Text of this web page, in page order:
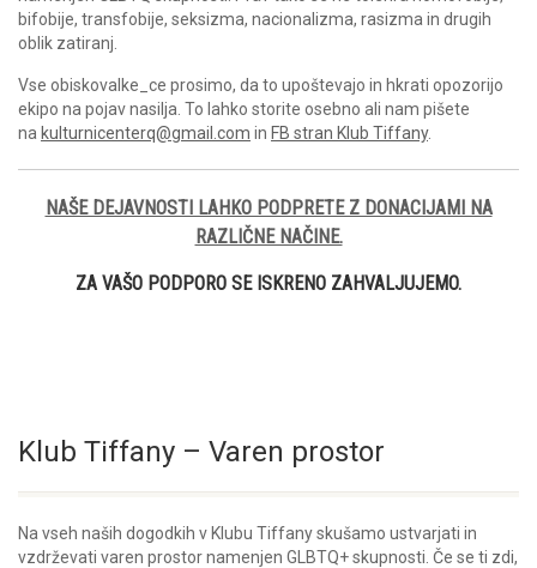
bifobije, transfobije, seksizma, nacionalizma, rasizma in drugih
oblik zatiranj.
Vse obiskovalke_ce prosimo, da to upoštevajo in hkrati opozorijo
ekipo na pojav nasilja. To lahko storite osebno ali nam pišete
na kulturnicenterq@gmail.com in FB stran Klub Tiffany.
NAŠE DEJAVNOSTI LAHKO PODPRETE Z DONACIJAMI NA
RAZLIČNE NAČINE.
ZA VAŠO PODPORO SE ISKRENO ZAHVALJUJEMO.
Klub Tiffany – Varen prostor
Na vseh naših dogodkih v Klubu Tiffany skušamo ustvarjati in
vzdrževati varen prostor namenjen GLBTQ+ skupnosti. Če se ti zdi,